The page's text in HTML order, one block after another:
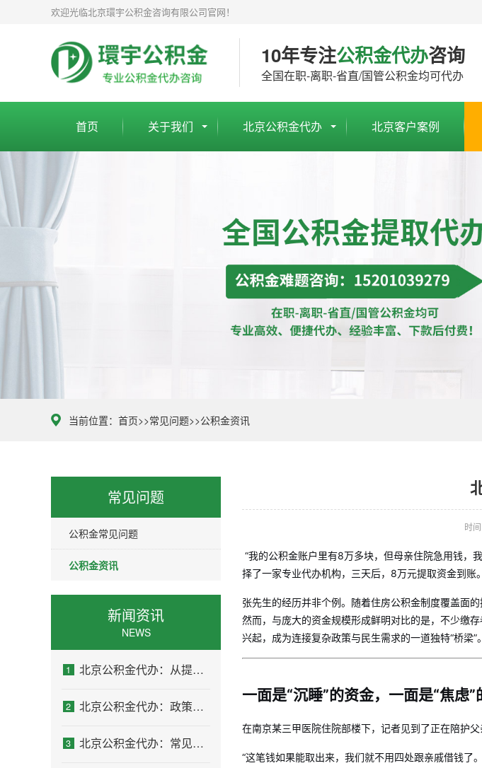
欢迎光临北京環宇公积金咨询有限公司官网！
10年专注公积金代办咨询
全国在职-离职-省直/国管公积金均可代办
首页 关于我们 北京公积金代办 北京客户案例
当前位置： 首页>>常见问题>>公积金资讯
常见问题
公积金常见问题
公积金资讯
新闻资讯
NEWS
1 北京公积金代办：从提问方式就能看出你是否需要帮助
2 北京公积金代办：政策一直在变，你需要有人帮你盯着
3 北京公积金代办：常见误区
时
“我的公积金账户里有8万多块，但母亲住院急用钱，
择了一家专业代办机构，三天后，8万元提取资金到账。
张先生的经历并非个例。随着住房公积金制度覆盖面
然而，与庞大的资金规模形成鲜明对比的是，不少缴
兴起，成为连接复杂政策与民生需求的一道独特“桥梁”。
一面是“沉睡”的资金，一面是“焦虑”
在南京某三甲医院住院部楼下，记者见到了正在陪护
“这笔钱如果能取出来，我们就不用四处跟亲戚借钱了